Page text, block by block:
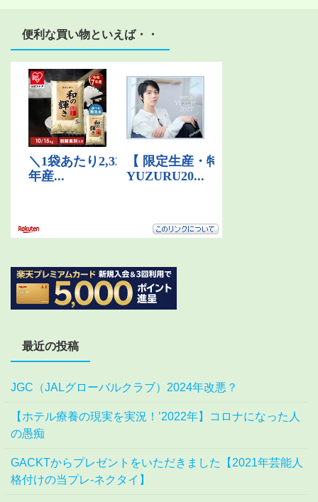
便利な買い物といえば・・
最近の投稿
JGC（JALグローバルクラブ）2024年改悪？
【ホテル療養の現実を実況！’2022年】コロナになった人
の愚痴
GACKTからプレゼントをいただきました【2021年芸能人
格付けの当プレ-ネクタイ】